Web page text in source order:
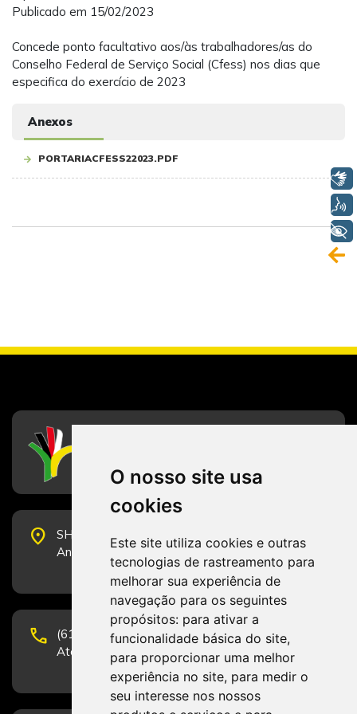
O nosso site usa
cookies
Este site utiliza cookies e outras
tecnologias de rastreamento para
melhorar sua experiência de
navegação para os seguintes
propósitos: para ativar a
funcionalidade básica do site,
para proporcionar uma melhor
experiência no site, para medir o
seu interesse nos nossos
Publicado em 15/02/2023
Concede ponto facultativo aos/às trabalhadores/as do
Conselho Federal de Serviço Social (Cfess) nos dias que
especifica do exercício de 2023
Anexos
PORTARIACFESS22023.PDF
place
SHS Quadra 6, Bloco E, Complexo Brasil 21, 20º
Andar, Sala 2001 - CEP 70322-915 - Brasília/DF
phone
(61) 3223-1652 e (61) 98131-3801.
Atendimento por telefone em horário comercial
Libras
+ Acessibilidade